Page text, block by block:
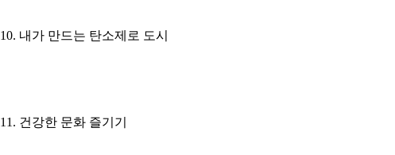
10. 내가 만드는 탄소제로 도시
11. 건강한 문화 즐기기